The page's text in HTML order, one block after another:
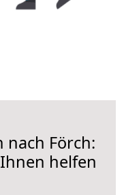
nach Förch:
helfen